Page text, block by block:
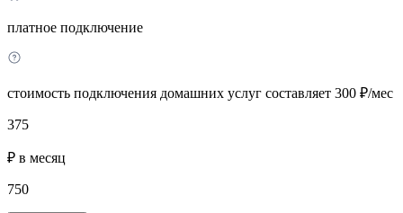
платное подключение
стоимость подключения домашних услуг составляет 300 ₽/мес
375
₽ в месяц
750